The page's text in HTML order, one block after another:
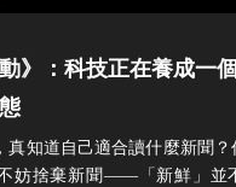
動》：科技正在養成一
真知道自己適合讀什麼新聞？
妨捨棄新聞——「 新鮮」並